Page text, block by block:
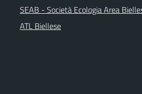
SEAB - Società Ecologia Area
ATL Biellese